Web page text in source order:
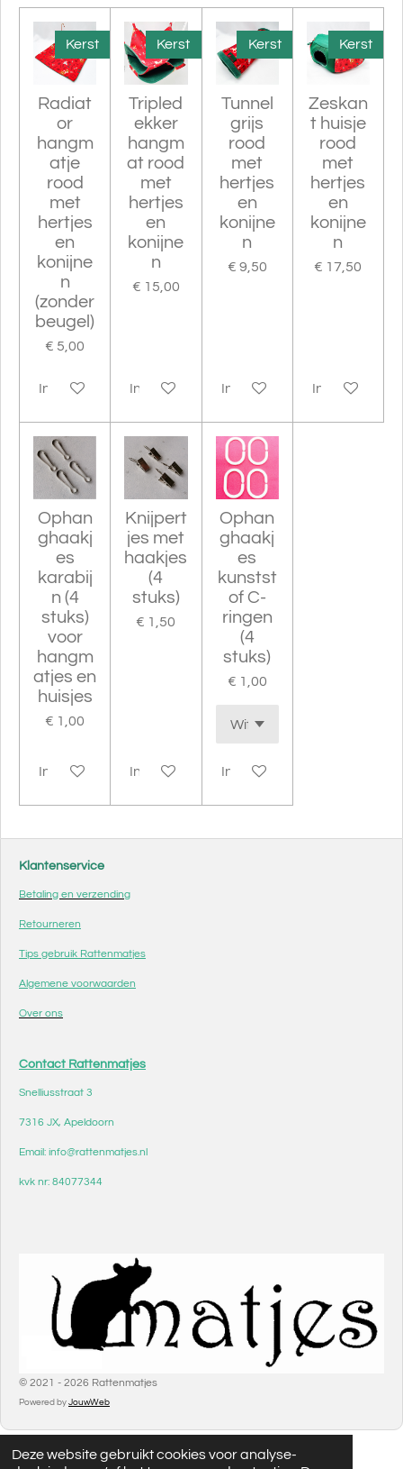
Deze website gebruikt cookies voor analyse-
Kerst
Radiat
or
hangm
atje
rood
met
hertjes
en
konijne
n
(zonder
beugel)
€ 5,00
In winkelwagen
Kerst
Tripled
ekker
hangm
at rood
met
hertjes
en
konijne
n
€ 15,00
In winkelwagen
Kerst
Tunnel
grijs
rood
met
hertjes
en
konijne
n
€ 9,50
In winkelwagen
Kerst
Zeskan
t huisje
rood
met
hertjes
en
konijne
n
€ 17,50
In
Ophan
ghaakj
es
karabij
n (4
stuks)
voor
hangm
atjes en
huisjes
€ 1,00
In winkelwagen
Knijpert
jes met
haakjes
(4
stuks)
€ 1,50
In winkelwagen
Ophan
ghaakj
es
kunstst
of C-
ringen
(4
stuks)
€ 1,00
In winkelwagen
Klantenservice
Betaling en verzending
Retourneren
Tips gebruik Rattenmatjes
Algemene voorwaarden
Over ons
Contact Rattenmatjes
Snelliusstraat 3
7316 JX, Apeldoorn
Email: info@rattenmatjes.nl
kvk nr: 84077344
© 2021 - 2026 Rattenmatjes
Powered by JouwWeb